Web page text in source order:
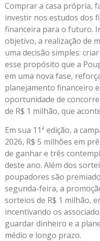
Comprar a casa própria,
investir nos estudos dos
financeira para o futuro.
objetivo, a realização de
uma decisão simples:
esse propósito que a
em uma nova fase,
planejamento financeiro
oportunidade de
de R$ 1 milhão, que
Em sua 11ª edição, a
2026, R$ 5 milhões em
de ganhar e três
deste ano. Além dos
poupadores são
segunda-feira, a
sorteios de R$ 1 milhão,
incentivando os
guardar dinheiro e a
médio e longo prazo.